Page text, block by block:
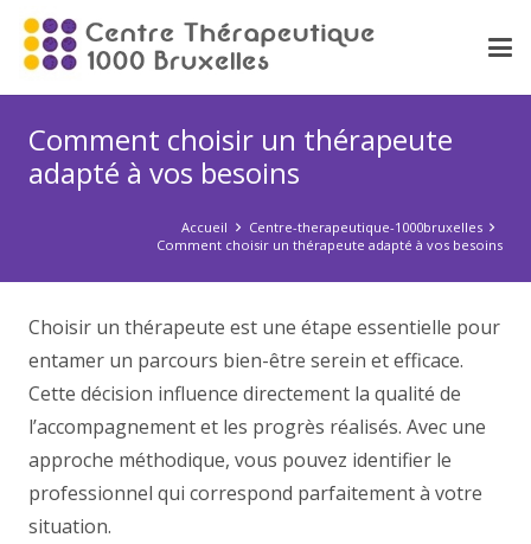
Comment choisir un thérapeute
adapté à vos besoins
Accueil
Centre-therapeutique-1000bruxelles
Comment choisir un thérapeute adapté à vos besoins
Choisir un thérapeute est une étape essentielle pour
entamer un parcours bien-être serein et efficace.
Cette décision influence directement la qualité de
l’accompagnement et les progrès réalisés. Avec une
approche méthodique, vous pouvez identifier le
professionnel qui correspond parfaitement à votre
situation.